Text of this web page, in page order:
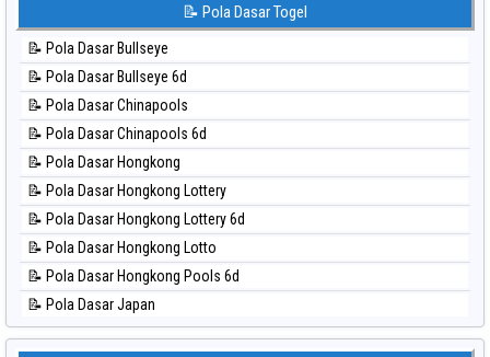
⚽ Bola Hitam Taiwan
📊 Statistik Kuda Lari
📊 Statistik Magnum Cambodia
📊 Statistik Nagoya
📊 Statistik New York Midday
📊 Statistik North Carolina Day
📊 Statistik Pcso
📊 Statistik Pennsylvania Day
📊 Statistik Sao Paulo
📊 Statistik Singapore
📊 Statistik Sydney
📊 Statistik Sydney Lottery
📊 Statistik Sydney Lottery 6d
📝 Pola Dasar Togel
📝 Pola Dasar Bullseye
📝 Pola Dasar Bullseye 6d
📝 Pola Dasar Chinapools
📝 Pola Dasar Chinapools 6d
📝 Pola Dasar Hongkong
📝 Pola Dasar Hongkong Lottery
📝 Pola Dasar Hongkong Lottery 6d
📝 Pola Dasar Hongkong Lotto
📝 Pola Dasar Hongkong Pools 6d
📝 Pola Dasar Japan
📝 Pola Dasar Japan 6d